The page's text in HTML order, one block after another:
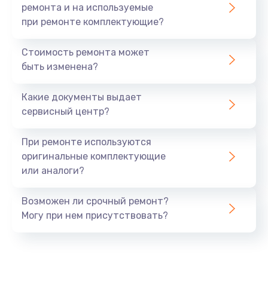
ремонта и на используемые
при ремонте комплектующие?
Стоимость ремонта может
быть изменена?
Какие документы выдает
сервисный центр?
При ремонте используются
оригинальные комплектующие
или аналоги?
Возможен ли срочный ремонт?
Могу при нем присутствовать?